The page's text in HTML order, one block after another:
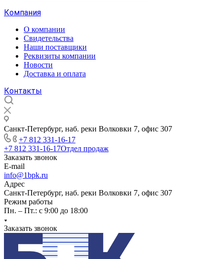
Компания
О компании
Свидетельства
Наши поставщики
Реквизиты компании
Новости
Доставка и оплата
Контакты
Санкт-Петербург, наб. реки Волковки 7, офис 307
+7 812 331-16-17
+7 812 331-16-17Отдел продаж
Заказать звонок
E-mail
info@1bpk.ru
Адрес
Санкт-Петербург, наб. реки Волковки 7, офис 307
Режим работы
Пн. – Пт.: с 9:00 до 18:00
Заказать звонок